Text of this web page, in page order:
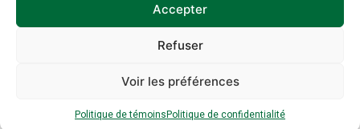
Accepter
Refuser
Voir les préférences
Politique de témoinsPolitique de confidentialité
19 juin 2014
Retour: Salles de presse